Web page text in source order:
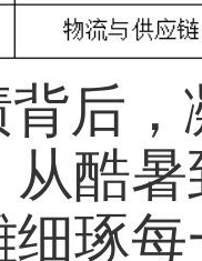
队凭借
功晋级
篇！